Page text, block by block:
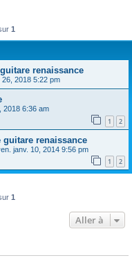
1
renaissance
26, 2018 5:22 pm
2018 6:36 am
1 2
renaissance
janv. 10, 2014 9:56 pm
1 2
1
Aller à